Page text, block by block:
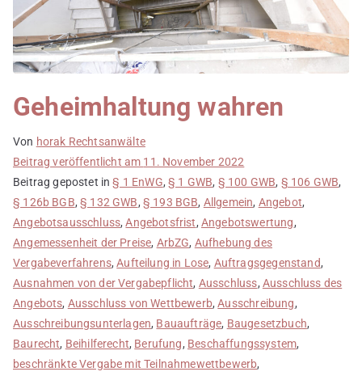
Geheimhaltung wahren
Von horak Rechtsanwälte
Beitrag veröffentlicht am 11. November 2022
Beitrag gepostet in§ 1 EnWG,§ 1 GWB, § 100 GWB, § 106 GWB,
§ 126b BGB,§ 132 GWB, § 193 BGB, Allgemein, Angebot,
Angebotsausschluss,Angebotsfrist, Angebotswertung,
Angemessenheit der Preise, ArbZG, Aufhebung des
Vergabeverfahrens,Aufteilung in Lose, Auftragsgegenstand,
Ausnahmen von der Vergabepflicht, Ausschluss, Ausschluss des
Angebots, Ausschluss von Wettbewerb,Ausschreibung,
Ausschreibungsunterlagen, Bauaufträge, Baugesetzbuch,
Baurecht, Beihilferecht, Berufung, Beschaffungssystem,
beschränkte Vergabe mit Teilnahmewettbewerb,